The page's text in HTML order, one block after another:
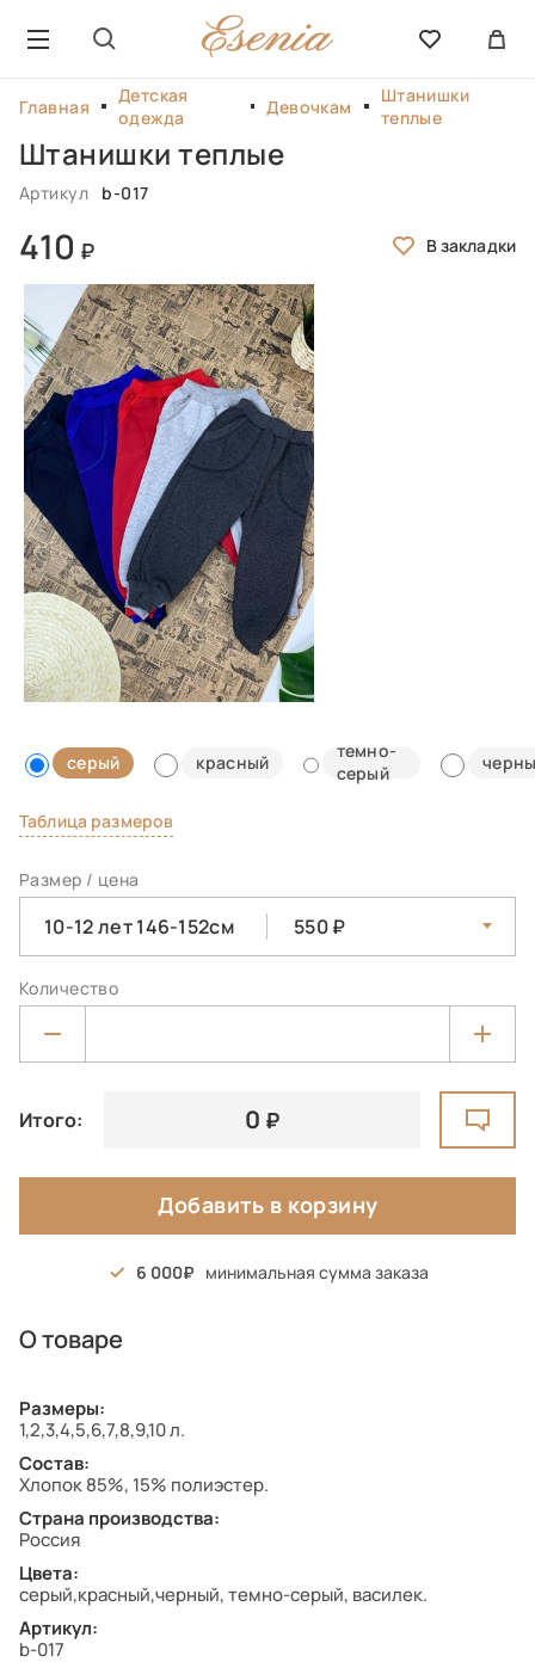
Главная
Детская
одежда
Девочкам
Штанишки
теплые
Штанишки теплые
Артикул b-017
410
серый красный
темно-
серый
Таблица размеров
Размер / цена
10-12 лет 146-152см 550
Количество
Итого: 0
Добавить в корзину
6 000 минимальная сумма заказа
О товаре
Размеры:
1,2,3,4,5,6,7,8,9,10 л.
Состав:
Хлопок 85%, 15% полиэстер.
Страна производства:
Россия
Цвета:
серый,красный,черный, темно-серый, василек.
Артикул:
b-017